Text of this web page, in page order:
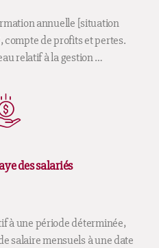
annuelle [situation
compte de profits et pertes.
relatif à la gestion …
des salariés
à une période déterminée,
salaire mensuels à une date